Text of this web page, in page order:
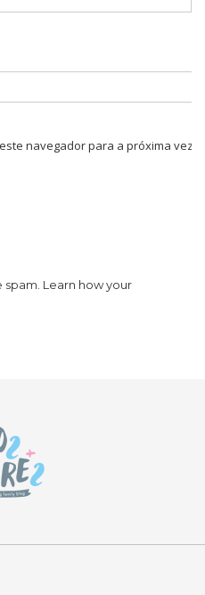
navegador para a próxima vez
spam. Learn how your